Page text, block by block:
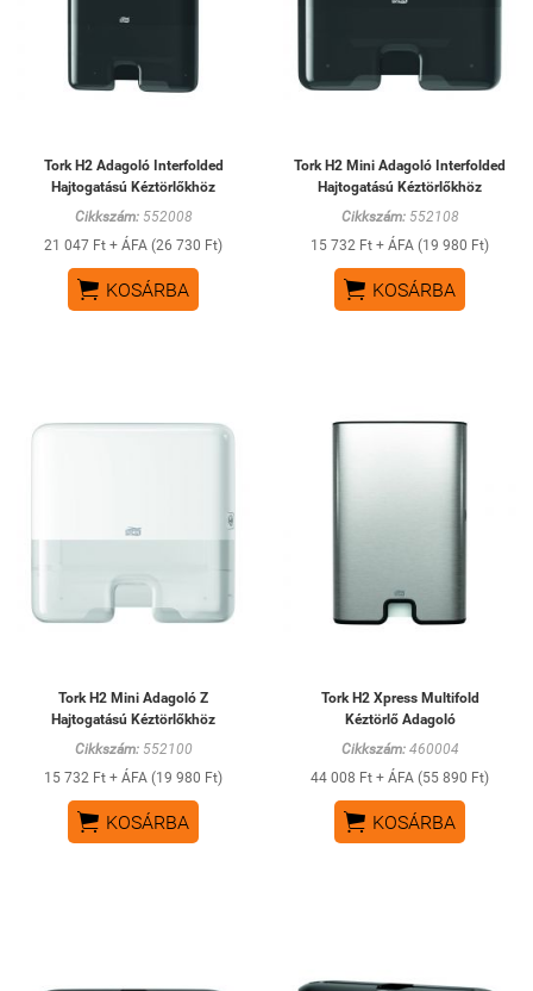
Tork H2 Adagoló Interfolded
Hajtogatású Kéztörlőkhöz
Cikkszám:552008
21 047 Ft + ÁFA (26 730 Ft)
 KOSÁRBA
Tork H2 Mini Adagoló Interfolded
Hajtogatású Kéztörlőkhöz
Cikkszám:552108
15 732 Ft + ÁFA (19 980 Ft)
 KOSÁRBA
Tork H2 Mini Adagoló Z
Hajtogatású Kéztörlőkhöz
Cikkszám:552100
15 732 Ft + ÁFA (19 980 Ft)
 KOSÁRBA
Tork H2 Xpress Multifold
Kéztörlő Adagoló
Cikkszám:460004
44 008 Ft + ÁFA (55 890 Ft)
 KOSÁRBA